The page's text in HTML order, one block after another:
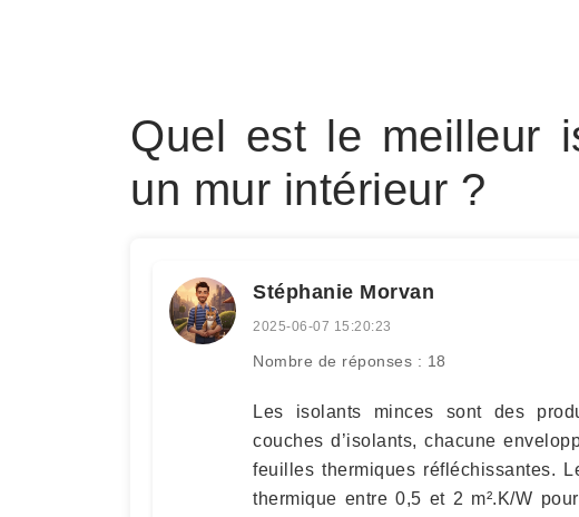
Quel est le meilleur
un mur intérieur ?
Stéphanie Morvan
2025-06-07 15:20:23
Nombre de réponses : 18
Les isolants minces sont des
couches d’isolants, chacune
feuilles thermiques réfléchissantes.
thermique entre 0,5 et 2 m².K/W